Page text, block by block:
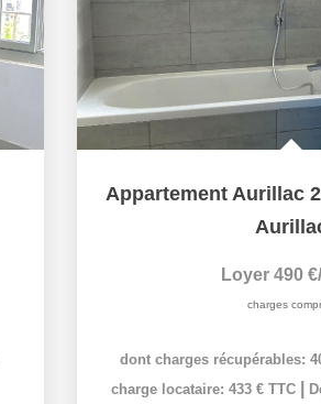
Appartement Aurillac
Loyer 490
charges
dont charges récupérables:
charge locataire: 433 € TTC